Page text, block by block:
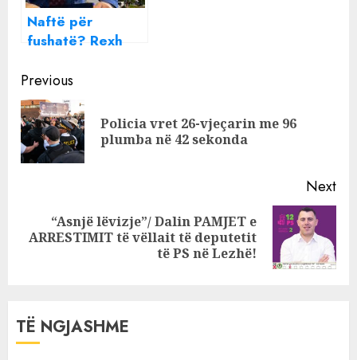
nga SPAK
Naftë për
fushatë? Rexh
milionë lekë pa
garë për
Kastratin, tender
i “kuq” në
Tropojë
Continue
Reading
Previous
Policia vret 26-vjeçarin me 96
plumba në 42 sekonda
Next
Next
“Asnjë lëvizje”/ Dalin PAMJET e
ARRESTIMIT të vëllait të deputetit
të PS në Lezhë!
TË NGJASHME